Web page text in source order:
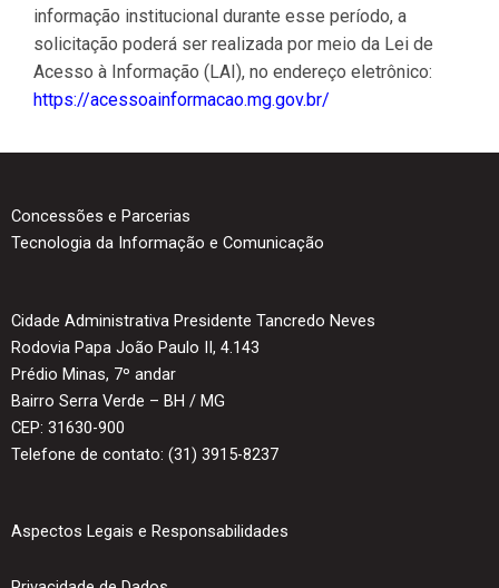
informação institucional durante esse período, a
solicitação poderá ser realizada por meio da Lei de
Acesso à Informação (LAI), no endereço eletrônico:
https://acessoainformacao.mg.gov.br/
Concessões e Parcerias
Tecnologia da Informação e Comunicação
Cidade Administrativa Presidente Tancredo Neves
Rodovia Papa João Paulo II, 4.143
Prédio Minas, 7º andar
Bairro Serra Verde – BH / MG
CEP: 31630-900
Telefone de contato: (31) 3915-8237
Aspectos Legais e Responsabilidades